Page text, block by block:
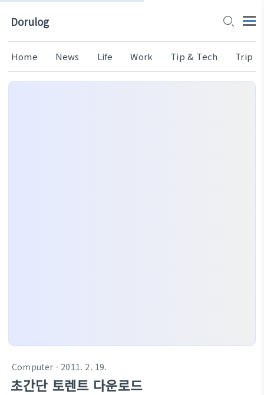
Dorulog
Home News Life Work Tip & Tech Trip
Computer · 2011. 2. 19.
초간단 토렌트 다운로드